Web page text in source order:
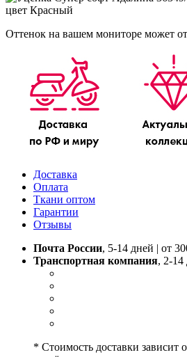
Оттенок на вашем мониторе может
Доставка
Оплата
Ткани оптом
Гарантии
Отзывы
Почта России, 5-14 дней | от
Транспортная компания, 2-14
* Стоимость доставки зависит